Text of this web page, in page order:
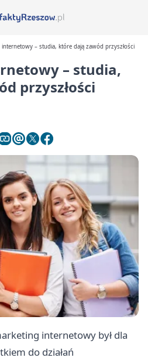
internetowy – studia, które dają zawód przyszłości
– studia,
przyszłości
internetowy był dla
do działań